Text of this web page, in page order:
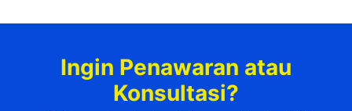
Ingin Penawaran atau
Konsultasi?